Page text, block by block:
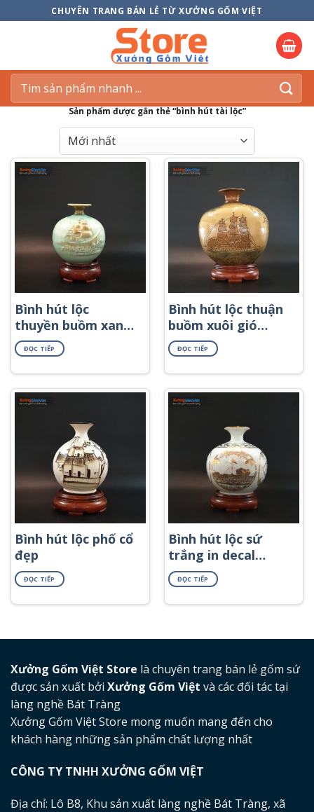
to
CHUYÊN TRANG BÁN LẺ TỪ XƯỞNG GỐM VIỆT
Tìm
kiếm:
Sản phẩm được gắn thẻ “bình hút tài lộc”
Bình hút lộc
thuyền buồm xanh
ngọc đắp nổi
ĐỌC TIẾP
Bình hút lộc thuận
buồm xuôi gió
hanh vàng
ĐỌC TIẾP
Bình hút lộc phố cổ
đẹp
ĐỌC TIẾP
Bình hút lộc sứ
trắng in decal
vàng
ĐỌC TIẾP
Xưởng Gốm Việt Store là chuyên trang bán lẻ gốm sứ
được sản xuất bởi Xưởng Gốm Việt và các đối tác tại
làng nghề Bát Tràng
Xưởng Gốm Việt Store mong muốn mang đến cho
khách hàng những sản phẩm chất lượng nhất
CÔNG TY TNHH XƯỞNG GỐM VIỆT
Địa chỉ: Lô B8, Khu sản xuất làng nghề Bát Tràng, xã